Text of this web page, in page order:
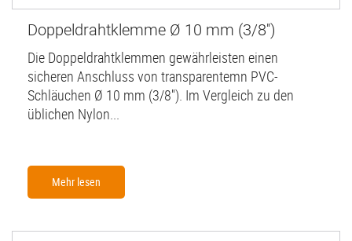
Doppeldrahtklemme Ø 10 mm (3/8'')
Die Doppeldrahtklemmen gewährleisten einen
sicheren Anschluss von transparentemn PVC-
Schläuchen Ø 10 mm (3/8''). Im Vergleich zu den
üblichen Nylon...
Mehr lesen